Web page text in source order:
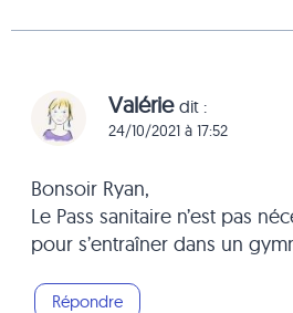
Valérie dit :
24/10/2021 à 17:52
Bonsoir Ryan,
Le Pass sanitaire n’est pas
pour s’entraîner dans un
Répondre